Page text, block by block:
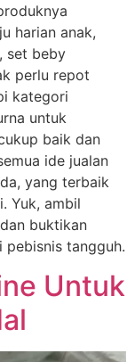
harian anak,
set beby
perlu repot
kategori
untuk
baik dan
ide jualan
yang terbaik
Yuk, ambil
buktikan
pebisnis tangguh.
Untuk